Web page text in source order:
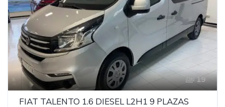
19
FIAT TALENTO 1.6 DIESEL L2H1 9 PLAZAS